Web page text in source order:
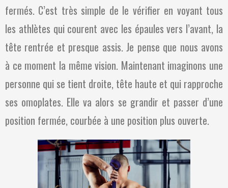
fermés. C’est très simple de le vérifier en voyant tous
les athlètes qui courent avec les épaules vers l’avant, la
tête rentrée et presque assis. Je pense que nous avons
à ce moment la même vision. Maintenant imaginons une
personne qui se tient droite, tête haute et qui rapproche
ses omoplates. Elle va alors se grandir et passer d’une
position fermée, courbée à une position plus ouverte.